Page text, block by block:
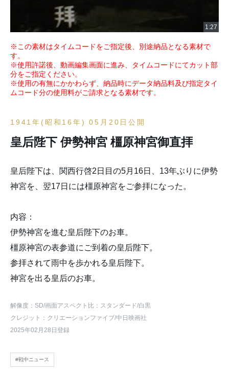
※この素材はタイムコードをご指定後、別途納品となる素材で
す。
※使用許諾後、動画編集画面に進み、タイムコードにてカット部
分をご指定ください。
※使用の有無にかかわらず、納品時にデータ納品料及び指定タイ
ムコード分の使用料がご請求となる素材です。
1941年(昭和16年) 05月20日公開
皇后陛下 伊勢神宮 橿原神宮御直拝
皇后陛下は、関西行啓2日目の5月16日、13年ぶりに伊勢
神宮を、翌17日には橿原神宮をご参拝になった。
内容：
伊勢神宮を進む皇后陛下のお車。
橿原神宮の表参道にご到着の皇后陛下。
参拝されて雨中を歩かれる皇后陛下。
神宮を出る皇后のお車。
解像度：SD/画面アスペクト比：スタンダード/白黒
クレジット：クリエーションファイブ/中日映画社
2025年02月28日登録
#戦中ニュース